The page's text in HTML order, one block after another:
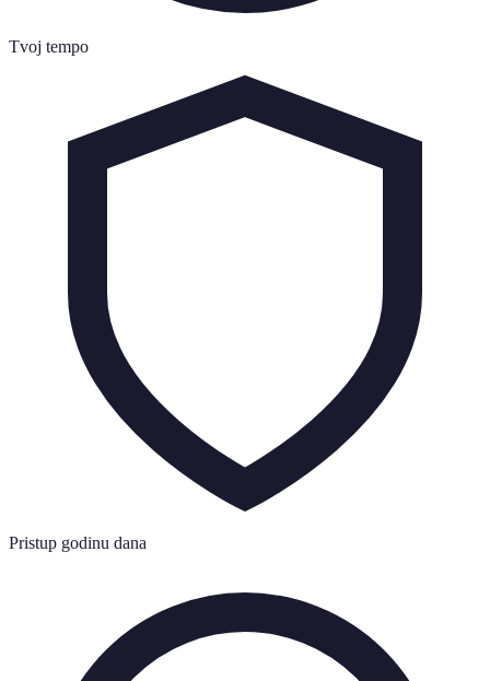
Tvoj tempo
Pristup godinu dana